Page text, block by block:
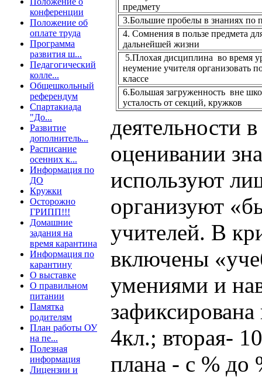
конференции
Положение об
оплате труда
Программа
развития ш...
Педагогический
колле...
Общешкольный
референдум
Спартакиада
"До...
Развитие
дополнитель...
Расписание
осенних к...
Информация по
ДО
Кружки
Осторожно
ГРИПП!!!
Домашние
задания на
время карантина
Информация по
карантину
О выставке
О правильном
питании
Памятка
родителям
План работы ОУ
на пе...
Полезная
информация
Лицензии и
предмету
3.Большие пробелы в знаниях по
4. Сомнения в пользе предмета
дальнейшей жизни
5.Плохая дисциплина во время
неумение учителя организовать
классе
6.Большая загруженность вне
усталость от секций, кружков
деятельности
оценивании
используют
организуют
учителей. В
включены
умениями и
4кл.; вторая-
плана - с % до